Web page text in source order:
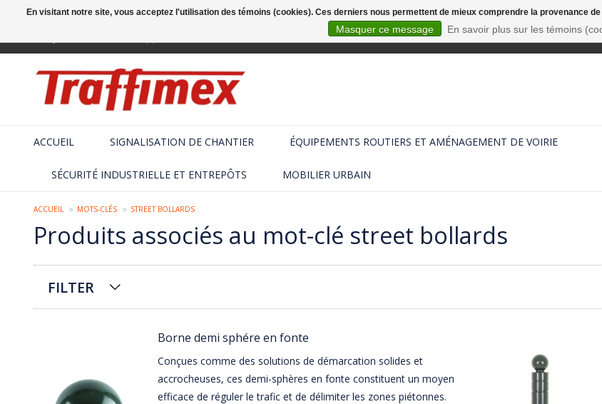
ACCUEIL SIGNALISATION DE CHANTIER ÉQUIPEMENTS ROUTIERS ET AMÉNAGEMENT DE VOIRIE
SÉCURITÉ INDUSTRIELLE ET ENTREPÔTS MOBILIER URBAIN
ACCUEIL MOTS-CLÉS STREET BOLLARDS
Produits associés au mot-clé street bollards
FILTER
Borne demi sphére en fonte
Conçues comme des solutions de démarcation solides et
accrocheuses, ces demi-sphères en fonte constituent un moyen
efficace de réguler le trafic et de délimiter les zones piétonnes.
En visitant notre site, vous acceptez l'utilisation des témoins (cookies). Ces derniers nous permettent de mieux comprendre la provenance
Masquer ce message En savoir plus sur les témoins